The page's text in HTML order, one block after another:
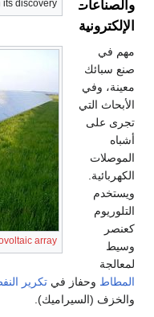
its discovery
والصناعات
الإلكترونية
array
مهم في
صنع سبائك
معينة، وفي
الأبحاث التي
تجرى على
أشباه
الموصلات
الكهربائية.
ويستخدم
التلوريوم
كعنصر
وسيط
لمعالجة
المطاط وحفاز في تكرير
والخزف (السيراميك).